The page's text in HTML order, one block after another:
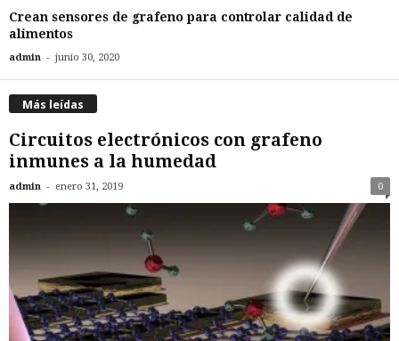
Crean sensores de grafeno para controlar calidad de
alimentos
admin - junio 30, 2020
Más leídas
Circuitos electrónicos con grafeno
inmunes a la humedad
admin - enero 31, 2019 0